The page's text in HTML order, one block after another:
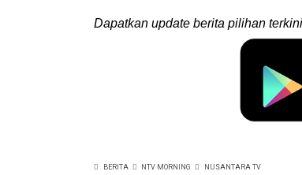
Dapatkan update berita pilihan
BERITA NTV MORNING NUSANTARA TV